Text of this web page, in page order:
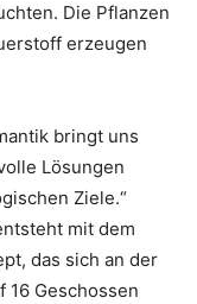
Die Pflanzen
erzeugen
bringt uns
Lösungen
Ziele.“
mit dem
das sich an der
16 Geschossen